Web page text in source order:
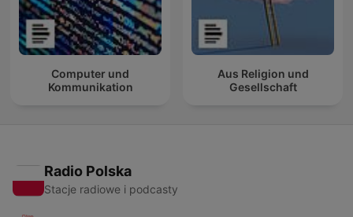
Computer und
Kommunikation
Aus Religion und
Gesellschaft
Radio Polska
Stacje radiowe i podcasty